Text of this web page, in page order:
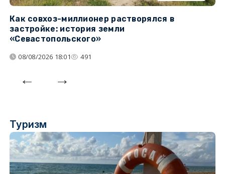
Как совхоз-миллионер растворялся в
застройке: история земли
«Севастопольского»
08/08/2026 18:01 491
Туризм